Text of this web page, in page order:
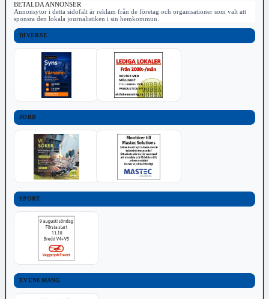
BETALDA ANNONSER
Annonsytor i detta sidofält är reklam från de företag och organisationer som valt att
sponsra den lokala journalistiken i sin hemkommun.
DIVERSE
JOBB
SPORT
EVENEMANG